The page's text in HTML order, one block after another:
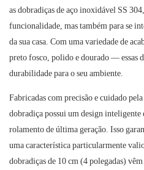
as dobradiças de aço inoxidável SS
funcionalidade, mas também para se
da sua casa. Com uma variedade de
preto fosco, polido e dourado — essas
durabilidade para o seu ambiente.
Fabricadas com precisão e cuidado
dobradiça possui um design inteligente
rolamento de última geração. Isso
uma característica particularmente
dobradiças de 10 cm (4 polegadas)